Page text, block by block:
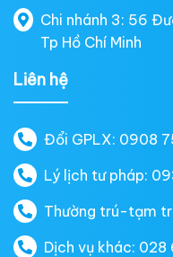
Chi nhánh 3: 56
Tp Hồ Chí Minh
Liên hệ
Đổi GPLX: 0908
Lý lịch tư pháp:
Thường trú-tạm
Dịch vụ khác: 028